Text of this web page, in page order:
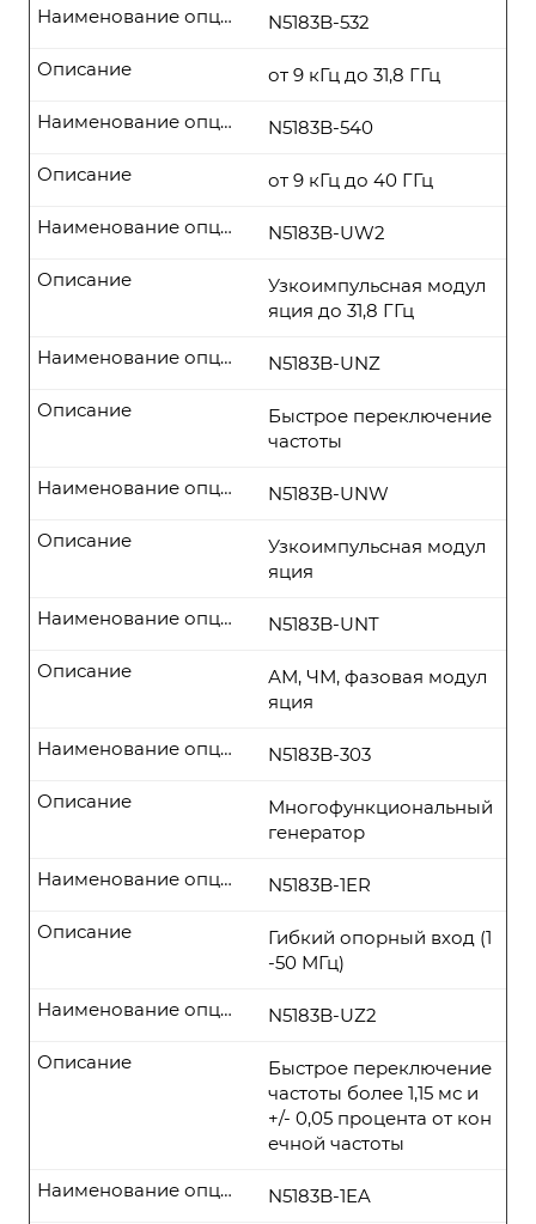
N5183B-532
Наименование опции
от 9 кГц до 31,8 ГГц
Описание
N5183B-540
Наименование опции
от 9 кГц до 40 ГГц
Описание
N5183B-UW2
Наименование опции
Узкоимпульсная модул
яция до 31,8 ГГц
Описание
N5183B-UNZ
Наименование опции
Быстрое переключение
частоты
Описание
N5183B-UNW
Наименование опции
Узкоимпульсная модул
яция
Описание
N5183B-UNT
Наименование опции
АМ, ЧМ, фазовая модул
яция
Описание
N5183B-303
Наименование опции
Многофункциональный
генератор
Описание
N5183B-1ER
Наименование опции
Гибкий опорный вход (1
-50 МГц)
Описание
N5183B-UZ2
Наименование опции
Быстрое переключение
частоты более 1,15 мс и
+/- 0,05 процента от кон
ечной частоты
Описание
N5183B-1EA
Наименование опции